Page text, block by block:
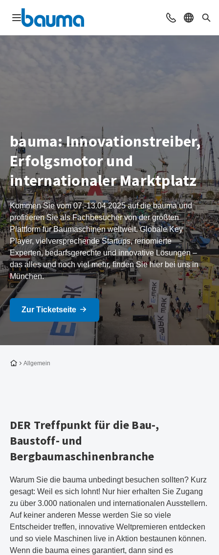
Navigation öffnen Beratung &
Sprache
bauma: Innovationstreiber,
Erfolgsmotor und
internationaler Marktplatz
Kommen Sie vom 07.-13.04.2025 auf die bauma und
profitieren Sie als Fachbesucher von der größten
Plattform für Baumaschinen weltweit. Globale Key
Player, vielversprechende Startups, renomierte
Experten, bedarfsgerechte und innovative Lösungen –
das alles und noch viel mehr, finden Sie hier bei uns in
München.
Zur Ticketseite
Zur Startseite
Allgemein
DER Treffpunkt für die Bau-,
Baustoff- und
Bergbaumaschinenbranche
Warum Sie die bauma unbedingt besuchen sollten? Kurz
gesagt: Weil es sich lohnt! Nur hier erhalten Sie Zugang
zu über 3.000 nationalen und internationalen Ausstellern.
Auf keiner anderen Messe werden Sie so viele
Entscheider treffen, innovative Weltpremieren entdecken
und so viele Maschinen live in Aktion bestaunen können.
Wenn die bauma eines garantiert, dann sind es